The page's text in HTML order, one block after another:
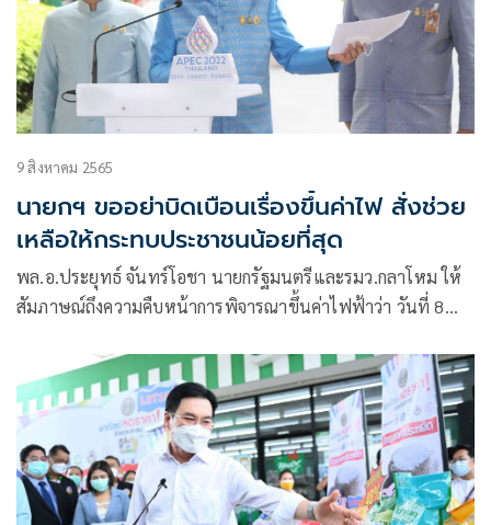
9 สิงหาคม 2565
นายกฯ ขออย่าบิดเบือนเรื่องขึ้นค่าไฟ สั่งช่วย
เหลือให้กระทบประชาชนน้อยที่สุด
พล.อ.ประยุทธ์ จันทร์โอชา นายกรัฐมนตรีและรมว.กลาโหม ให้
สัมภาษณ์ถึงความคืบหน้าการพิจารณาขึ้นค่าไฟฟ้าว่า วันที่ 8
กำกับกิจการพลังงาน